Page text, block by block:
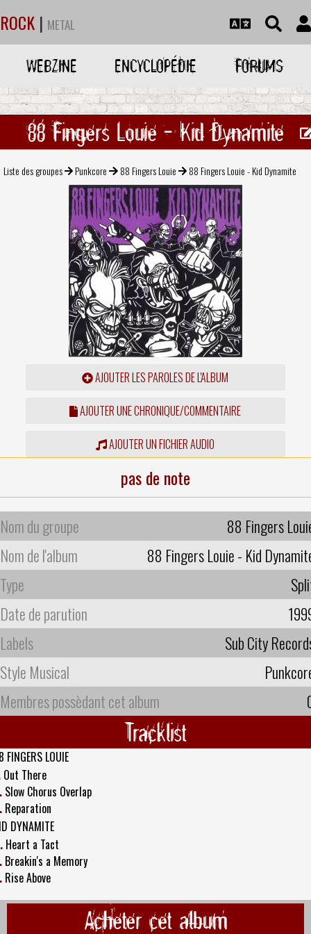
ROCK | METAL
WEBZINE ENCYCLOPÉDIE FORUMS
88 Fingers Louie - Kid Dynamite
Liste des groupes Punkcore 88 Fingers Louie 88 Fingers Louie - Kid Dynamite
AJOUTER LES PAROLES DE L'ALBUM
AJOUTER UNE CHRONIQUE/COMMENTAIRE
AJOUTER UN FICHIER AUDIO
pas de note
Nom du groupe
88 Fingers
Nom de l'album
88 Fingers Louie - Kid
Type
Date de parution
Labels
Sub City
Style Musical
Membres possèdant cet album
Tracklist
FINGERS LOUIE
Out There
Slow Chorus Overlap
Reparation
DYNAMITE
Heart a Tact
Breakin's a Memory
Rise Above
Acheter cet album